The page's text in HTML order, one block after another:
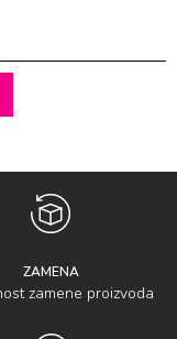
ZAMENA
zamene proizvoda